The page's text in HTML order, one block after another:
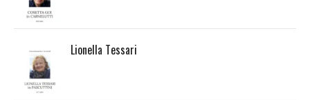
Lionella Tessari